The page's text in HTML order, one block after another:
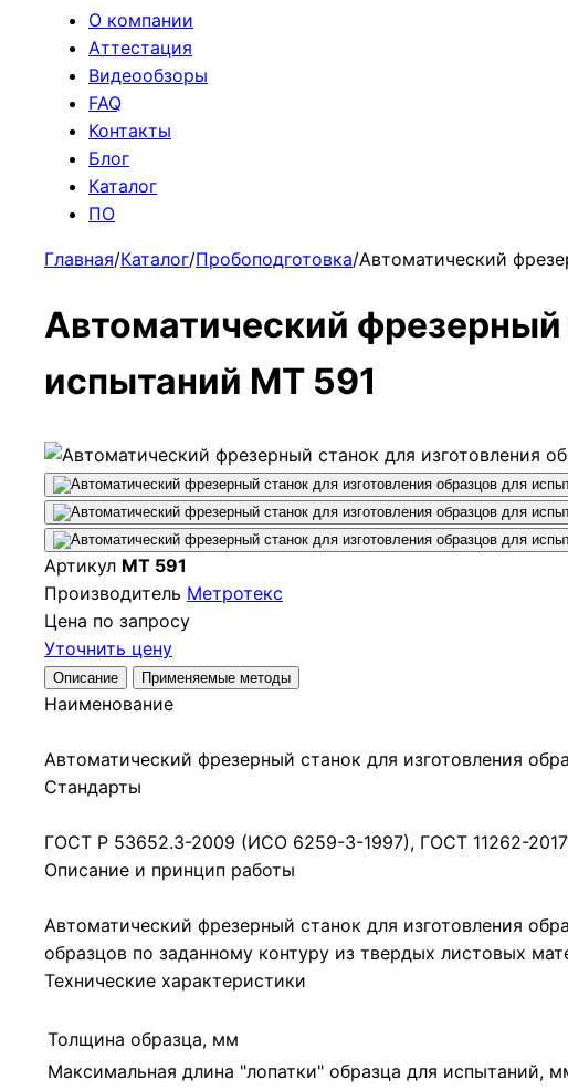
О компании
Аттестация
Видеообзоры
FAQ
Контакты
Блог
Каталог
ПО
Главная/Каталог/Пробоподготовка/Автоматический
Автоматический фрезерный
испытаний МТ 591
Артикул МТ 591
Производитель Метротекс
Цена по запросу
Уточнить цену
Описание Применяемые методы
Наименование
Автоматический фрезерный станок для изготовления
Стандарты
ГОСТ Р 53652.3-2009 (ИСО 6259-3-1997), ГОСТ 11262-
Описание и принцип работы
Автоматический фрезерный станок для изготовления
образцов по заданному контуру из твердых листовых
Технические характеристики
Толщина образца, мм
Максимальная длина "лопатки" образца для испытаний,